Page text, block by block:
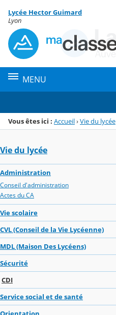
Menu de la rubrique
Contenu
Lycée Hector Guimard
Lyon
MENU
Vous êtes ici : Accueil›Vie du lycée
Vie du lycée
Administration
Conseil d'administration
Actes du CA
Vie scolaire
CVL (Conseil de la Vie Lycéenne)
MDL (Maison Des Lycéens)
Sécurité
CDI
Service social et de santé